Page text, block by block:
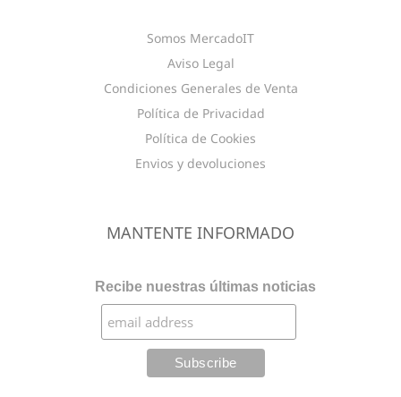
Somos MercadoIT
Aviso Legal
Condiciones Generales de Venta
Política de Privacidad
Política de Cookies
Envios y devoluciones
MANTENTE INFORMADO
Recibe nuestras últimas noticias